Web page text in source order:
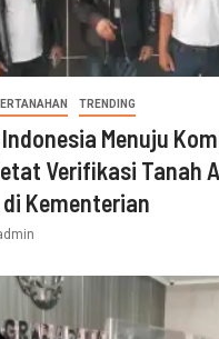
TRENDING
Menuju
Verifikasi Tanah
Kementerian